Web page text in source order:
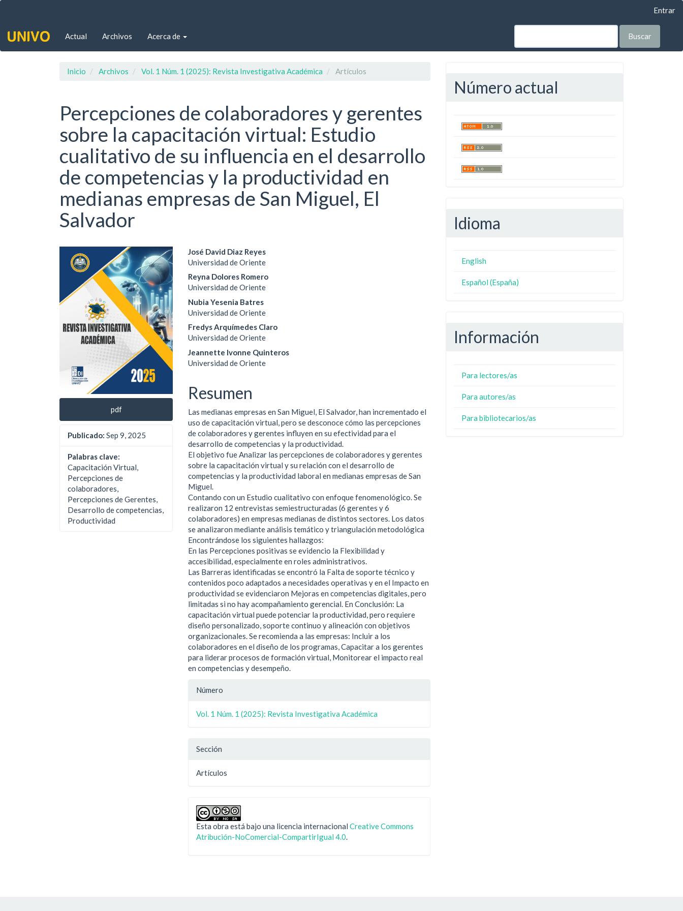
principal
Entrar
Actual Archivos Acerca de Buscar
Inicio Archivos Vol. 1 Núm. 1 (2025): Revista Investigativa Académica Artículos
Percepciones de colaboradores y gerentes
sobre la capacitación virtual: Estudio
cualitativo de su influencia en el desarrollo
de competencias y la productividad en
medianas empresas de San Miguel, El
Salvador
Barra
lateral
del
artículo
pdf
Publicado: Sep 9, 2025
Palabras clave:
Capacitación Virtual,
Percepciones de
colaboradores,
Percepciones de Gerentes,
Desarrollo de competencias,
Productividad
Contenido
principal
del
artículo
José David Diaz Reyes
Universidad de Oriente
Reyna Dolores Romero
Universidad de Oriente
Nubia Yesenia Batres
Universidad de Oriente
Fredys Arquímedes Claro
Universidad de Oriente
Jeannette Ivonne Quinteros
Universidad de Oriente
Resumen
Las medianas empresas en San Miguel, El Salvador, han incrementado el
uso de capacitación virtual, pero se desconoce cómo las percepciones
de colaboradores y gerentes influyen en su efectividad para el
desarrollo de competencias y la productividad.
El objetivo fue Analizar las percepciones de colaboradores y gerentes
sobre la capacitación virtual y su relación con el desarrollo de
competencias y la productividad laboral en medianas empresas de San
Miguel.
Contando con un Estudio cualitativo con enfoque fenomenológico. Se
realizaron 12 entrevistas semiestructuradas (6 gerentes y 6
colaboradores) en empresas medianas de distintos sectores. Los datos
se analizaron mediante análisis temático y triangulación metodológica
Encontrándose los siguientes hallazgos:
En las Percepciones positivas se evidencio la Flexibilidad y
accesibilidad, especialmente en roles administrativos.
Las Barreras identificadas se encontró la Falta de soporte técnico y
contenidos poco adaptados a necesidades operativas y en el Impacto en
productividad se evidenciaron Mejoras en competencias digitales, pero
limitadas si no hay acompañamiento gerencial. En Conclusión: La
capacitación virtual puede potenciar la productividad, pero requiere
diseño personalizado, soporte continuo y alineación con objetivos
organizacionales. Se recomienda a las empresas: Incluir a los
colaboradores en el diseño de los programas, Capacitar a los gerentes
para liderar procesos de formación virtual, Monitorear el impacto real
en competencias y desempeño.
Detalles
artículo
Número
Vol. 1 Núm. 1 (2025): Revista Investigativa Académica
Sección
Artículos
Esta obra está bajo una licencia internacionalCreative Commons
Atribución-NoComercial-CompartirIgual 4.0
Número actual
Idioma
English
Español (España)
Información
Para lectores/as
Para autores/as
Para bibliotecarios/as